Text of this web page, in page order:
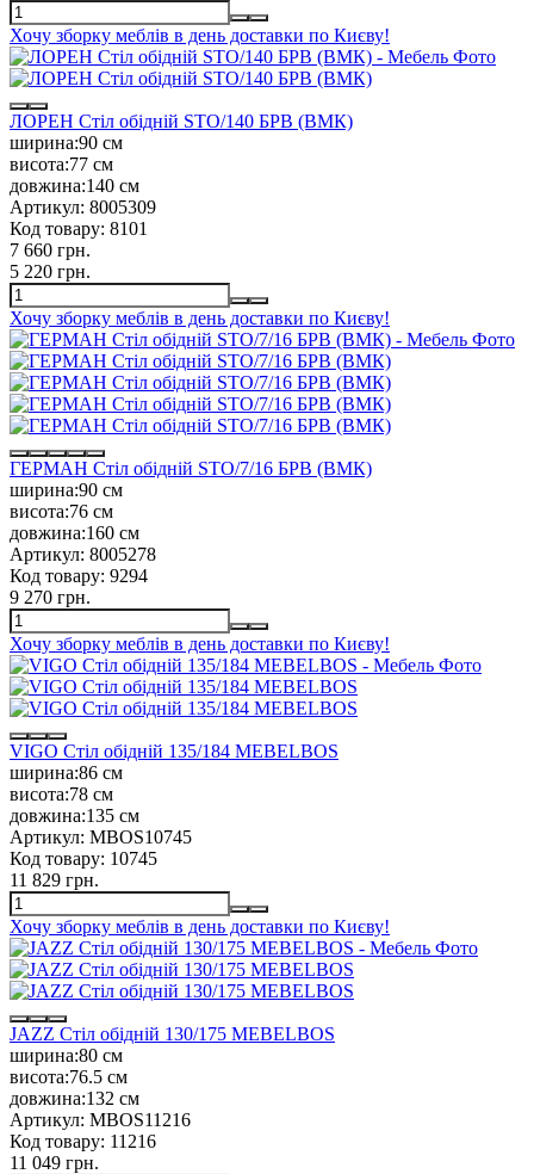
Хочу зборку меблів в день доставки по Києву!
ЛОРЕН Стіл обідній STO/140 БРВ (ВМК)
ширина:90 см
висота:77 см
довжина:140 см
Артикул: 8005309
Код товару: 8101
7 660 грн.
5 220 грн.
Хочу зборку меблів в день доставки по Києву!
ГЕРМАН Стіл обідній STO/7/16 БРВ (ВМК)
ширина:90 см
висота:76 см
довжина:160 см
Артикул: 8005278
Код товару: 9294
9 270 грн.
Хочу зборку меблів в день доставки по Києву!
VIGO Стіл обідній 135/184 MEBELBOS
ширина:86 см
висота:78 см
довжина:135 см
Артикул: MBOS10745
Код товару: 10745
11 829 грн.
Хочу зборку меблів в день доставки по Києву!
JAZZ Стіл обідній 130/175 MEBELBOS
ширина:80 см
висота:76.5 см
довжина:132 см
Артикул: MBOS11216
Код товару: 11216
11 049 грн.